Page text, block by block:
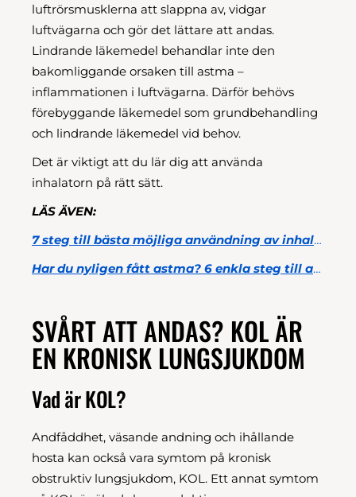
luftrörsmusklerna att slappna av, vidgar
luftvägarna och gör det lättare att andas.
Lindrande läkemedel behandlar inte den
bakomliggande orsaken till astma –
inflammationen i luftvägarna. Därför behövs
förebyggande läkemedel som grundbehandling
och lindrande läkemedel vid behov.
Det är viktigt att du lär dig att använda
inhalatorn på rätt sätt.
LÄS ÄVEN:
7 steg till bästa möjliga användning av inhalatorn
Har du nyligen fått astma? 6 enkla steg till att andas lättare
SVÅRT ATT ANDAS? KOL ÄR
EN KRONISK LUNGSJUKDOM
Vad är KOL?
Andfåddhet, väsande andning och ihållande
hosta kan också vara symtom på kronisk
obstruktiv lungsjukdom, KOL. Ett annat symtom